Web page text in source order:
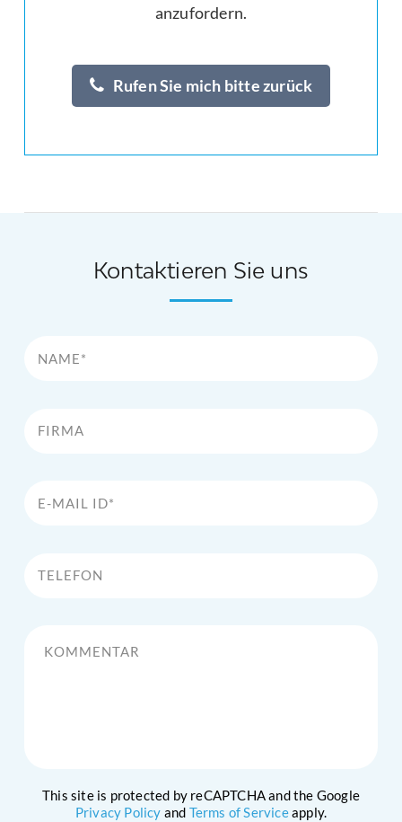
anzufordern.
Rufen Sie mich bitte zurück
Kontaktieren Sie uns
This site is protected by reCAPTCHA and the Google
Privacy Policy and Terms of Serviceapply.